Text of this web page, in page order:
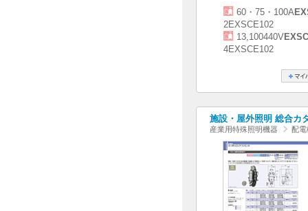
60・75・100A
2EXSCE102
13,100440V
4EXSCE102
施設・屋外照明 総合カ
産業用特殊照明機器 配電